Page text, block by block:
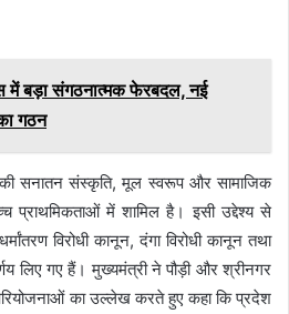
में बड़ा संगठनात्मक फेरबदल, नई
गठन
सनातन संस्कृति, मूल स्वरूप और सामाजिक
प्राथमिकताओं में शामिल है। इसी उद्देश्य से
विरोधी कानून, दंगा विरोधी कानून तथा
लिए गए हैं। मुख्यमंत्री ने पौड़ी और श्रीनगर
परियोजनाओं का उल्लेख करते हुए कहा कि प्रदेश